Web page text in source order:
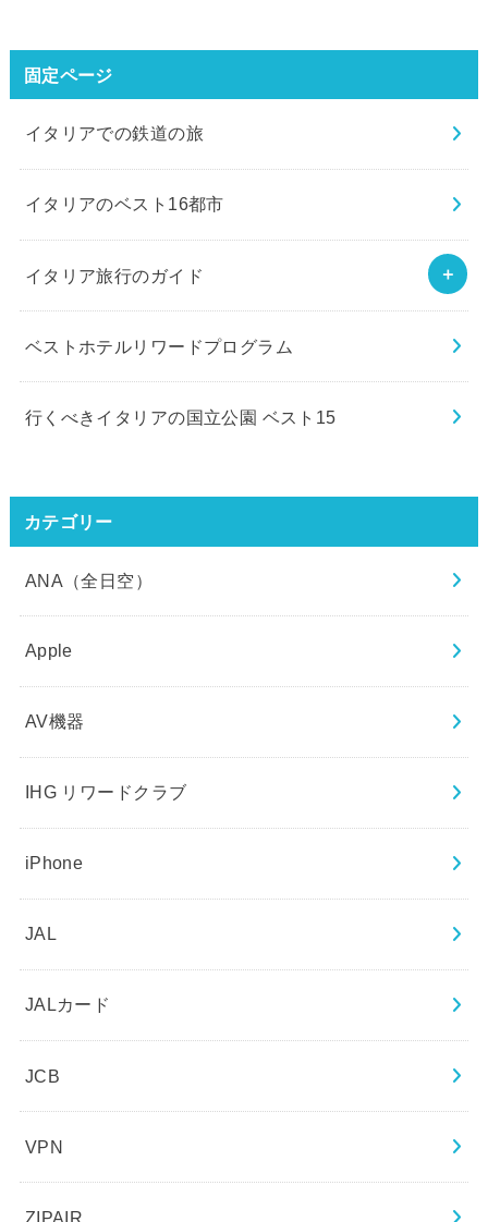
固定ページ
イタリアでの鉄道の旅
イタリアのベスト16都市
イタリア旅行のガイド
ベストホテルリワードプログラム
行くべきイタリアの国立公園 ベスト15
カテゴリー
ANA（全日空）
Apple
AV機器
IHG リワードクラブ
iPhone
JAL
JALカード
JCB
VPN
ZIPAIR